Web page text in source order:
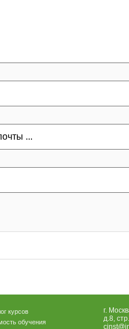
курсов
обучения
г.
д.8,